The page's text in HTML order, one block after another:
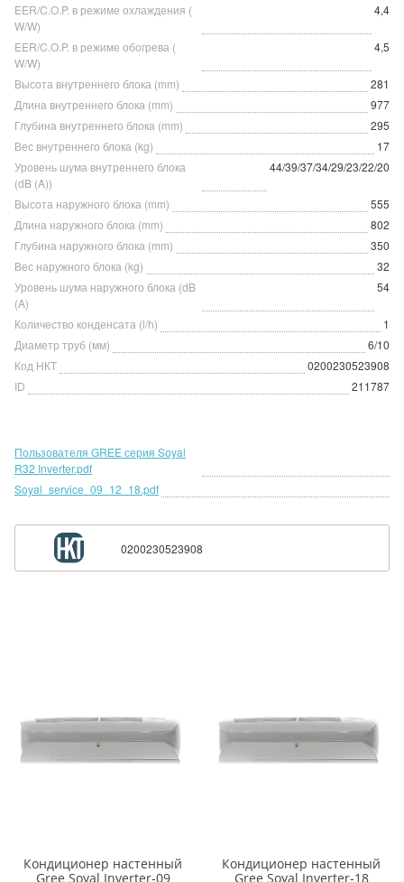
EER/C.O.P. в режиме охлаждения (
W/W)
4,4
EER/C.O.P. в режиме обогрева (
W/W)
4,5
Высота внутреннего блока (mm)
281
Длина внутреннего блока (mm)
977
Глубина внутреннего блока (mm)
295
Вес внутреннего блока (kg)
17
Уровень шума внутреннего блока
(dB (A))
44/39/37/34/29/23/22/20
Высота наружного блока (mm)
555
Длина наружного блока (mm)
802
Глубина наружного блока (mm)
350
Вес наружного блока (kg)
32
Уровень шума наружного блока (dB
(A)
54
Количество конденсата (l/h)
1
Диаметр труб (мм)
6/10
Код НКТ
0200230523908
ID
211787
Пользователя GREE серия Soyal
R32 Inverter.pdf
Soyal_service_09_12_18.pdf
0200230523908
Кондиционер настенный
Gree Soyal Inverter-09
Кондиционер настенный
Gree Soyal Inverter-18